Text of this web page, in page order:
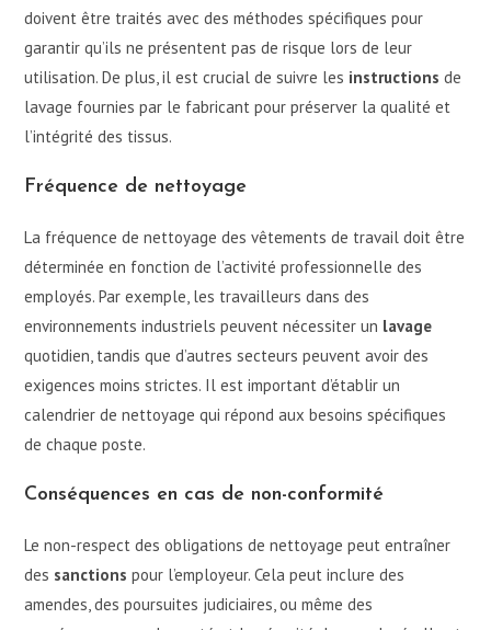
doivent être traités avec des méthodes spécifiques pour
garantir qu’ils ne présentent pas de risque lors de leur
utilisation. De plus, il est crucial de suivre les instructions de
lavage fournies par le fabricant pour préserver la qualité et
l’intégrité des tissus.
Fréquence de nettoyage
La fréquence de nettoyage des vêtements de travail doit être
déterminée en fonction de l’activité professionnelle des
employés. Par exemple, les travailleurs dans des
environnements industriels peuvent nécessiter un lavage
quotidien, tandis que d’autres secteurs peuvent avoir des
exigences moins strictes. Il est important d’établir un
calendrier de nettoyage qui répond aux besoins spécifiques
de chaque poste.
Conséquences en cas de non-conformité
Le non-respect des obligations de nettoyage peut entraîner
des sanctions pour l’employeur. Cela peut inclure des
amendes, des poursuites judiciaires, ou même des